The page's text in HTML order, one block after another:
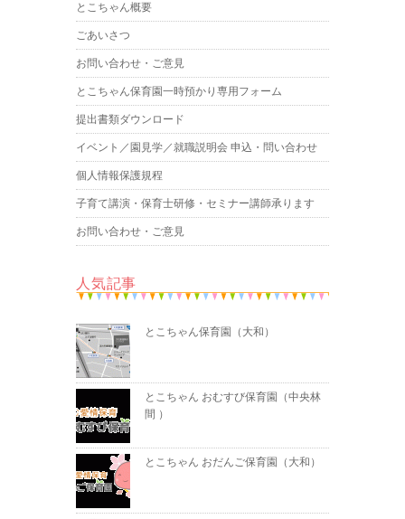
とこちゃん概要
ごあいさつ
お問い合わせ・ご意見
とこちゃん保育園一時預かり専用フォーム
提出書類ダウンロード
イベント／園見学／就職説明会 申込・問い合わせ
個人情報保護規程
子育て講演・保育士研修・セミナー講師承ります
お問い合わせ・ご意見
人気記事
とこちゃん保育園（大和）
とこちゃん おむすび保育園（中央林
間 ）
とこちゃん おだんご保育園（大和）